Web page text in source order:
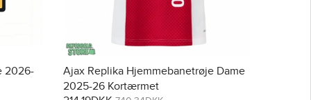
2026-
Ajax Replika Hjemmebanetrøje Dame
2025-26 Kortærmet